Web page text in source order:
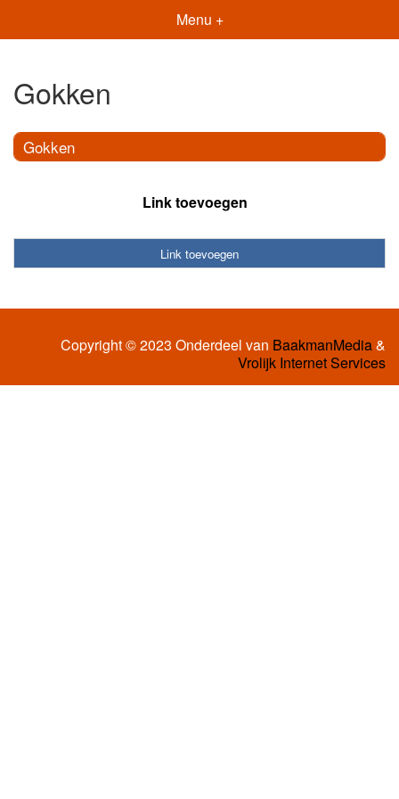
Menu +
Gokken
Gokken
Link toevoegen
Link toevoegen
Copyright © 2023 Onderdeel van BaakmanMedia&
Vrolijk Internet Services